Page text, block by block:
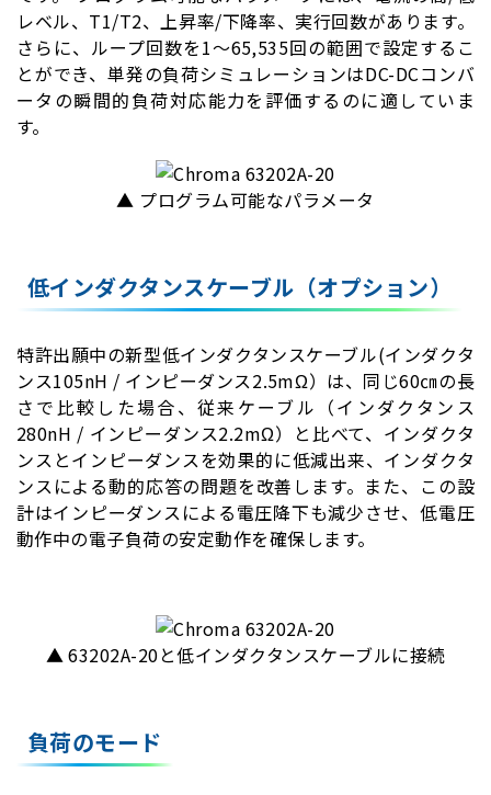
レベル、T1/T2、上昇率/下降率、実行回数があります。
さらに、ループ回数を1～65,535回の範囲で設定するこ
とができ、単発の負荷シミュレーションはDC-DCコンバ
ータの瞬間的負荷対応能力を評価するのに適していま
す。
▲ プログラム可能なパラメータ
低インダクタンスケーブル（オプション）
特許出願中の新型低インダクタンスケーブル(インダクタ
ンス105nH / インピーダンス2.5mΩ）は、同じ60㎝の長
さで比較した場合、従来ケーブル（インダクタンス
280nH / インピーダンス2.2mΩ）と比べて、インダクタ
ンスとインピーダンスを効果的に低減出来、インダクタ
ンスによる動的応答の問題を改善します。また、この設
計はインピーダンスによる電圧降下も減少させ、低電圧
動作中の電子負荷の安定動作を確保します。
▲ 63202A-20と低インダクタンスケーブルに接続
負荷のモード